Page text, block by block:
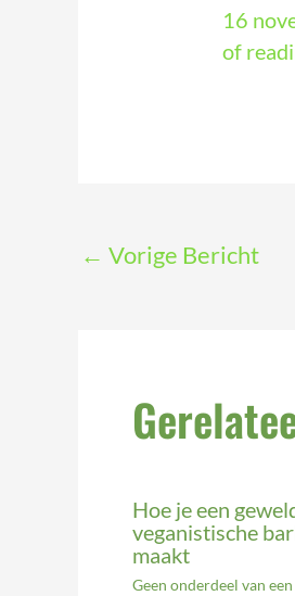
16
of
← Vorige Bericht
Hoe je een
veganistische
maakt
Geen onderdeel van